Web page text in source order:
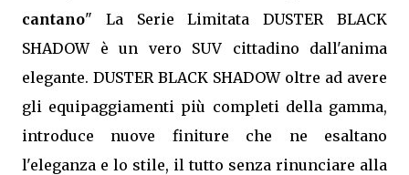
cantano" La Serie Limitata DUSTER BLACK
SHADOW è un vero SUV cittadino dall'anima
elegante. DUSTER BLACK SHADOW oltre ad avere
gli equipaggiamenti più completi della gamma,
introduce nuove finiture che ne esaltano
l'eleganza e lo stile, il tutto senza rinunciare alla